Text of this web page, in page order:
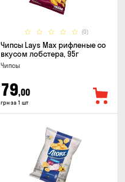
(0)
Чипсы Lays Max рифленые со
вкусом лобстера, 95г
Чипсы
79,00
грн за 1 шт